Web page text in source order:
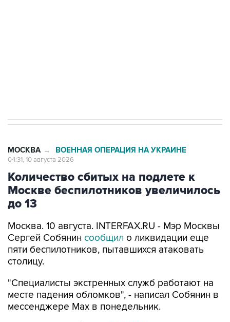
МОСКВА → ВОЕННАЯ ОПЕРАЦИЯ НА УКРАИНЕ
04:31, 10 августа 2026
Количество сбитых на подлете к
Москве беспилотников увеличилось
до 13
Москва. 10 августа. INTERFAX.RU - Мэр Москвы
Сергей Собянин сообщил о ликвидации еще
пяти беспилотников, пытавшихся атаковать
столицу.
"Специалисты экстренных служб работают на
месте падения обломков", - написал Собянин в
мессенджере Max в понедельник.